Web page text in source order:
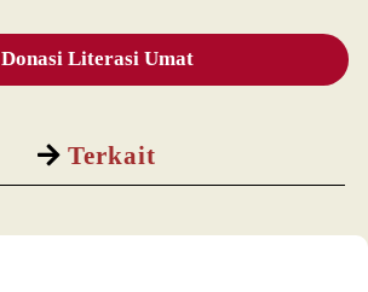
Terkait
Donasi Literasi Umat